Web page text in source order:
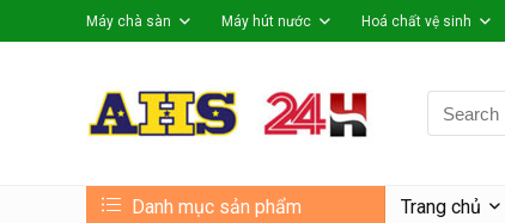
Máy chà sàn Máy hút nước Hoá chất vệ sinh
Search
for:
Danh mục sản phẩm Trang chủ